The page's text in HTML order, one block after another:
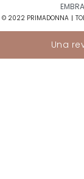
© 2022 PRIMADONNA
Una